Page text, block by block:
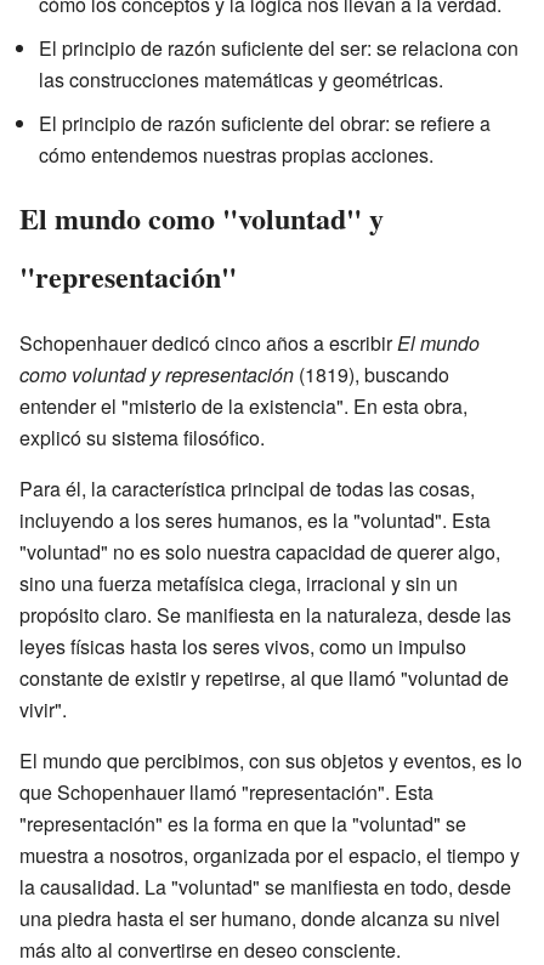
El principio de razón suficiente del ser: se relaciona con
las construcciones matemáticas y geométricas.
El principio de razón suficiente del obrar: se refiere a
cómo entendemos nuestras propias acciones.
El mundo como "voluntad" y
"representación"
Schopenhauer dedicó cinco años a escribirEl mundo
como voluntad y representación (1819), buscando
entender el "misterio de la existencia". En esta obra,
explicó su sistema filosófico.
Para él, la característica principal de todas las cosas,
incluyendo a los seres humanos, es la "voluntad". Esta
"voluntad" no es solo nuestra capacidad de querer algo,
sino una fuerza metafísica ciega, irracional y sin un
propósito claro. Se manifiesta en la naturaleza, desde las
leyes físicas hasta los seres vivos, como un impulso
constante de existir y repetirse, al que llamó "voluntad de
vivir".
El mundo que percibimos, con sus objetos y eventos, es lo
que Schopenhauer llamó "representación". Esta
"representación" es la forma en que la "voluntad" se
muestra a nosotros, organizada por el espacio, el tiempo y
la causalidad. La "voluntad" se manifiesta en todo, desde
una piedra hasta el ser humano, donde alcanza su nivel
más alto al convertirse en deseo consciente.